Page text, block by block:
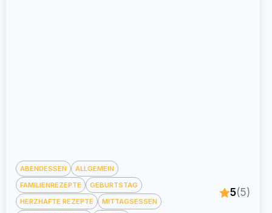
ABENDESSEN
ALLGEMEIN
FAMILIENREZEPTE
GEBURTSTAG
HERZHAFTE REZEPTE
MITTAGSESSEN
5(5)